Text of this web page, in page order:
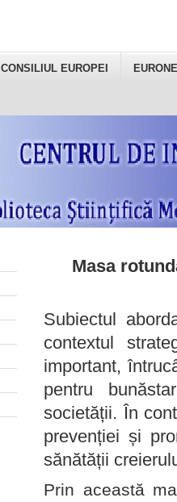
CONSILIUL EUROPEI
Masa
Subiectul
contextul
important,
pentru
societății. În
prevenției și
sănătății
Prin această